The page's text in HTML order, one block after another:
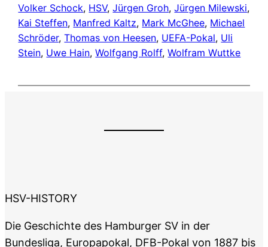
Volker Schock, HSV, Jürgen Groh, Jürgen Milewski
Kai Steffen, Manfred Kaltz, Mark McGhee, Michael
Schröder, Thomas von Heesen, UEFA-Pokal, Uli
Stein, Uwe Hain, Wolfgang Rolff, Wolfram Wuttke
HSV-HISTORY
Die Geschichte des Hamburger SV in der
Bundesliga, Europapokal, DFB-Pokal von 1887 bis